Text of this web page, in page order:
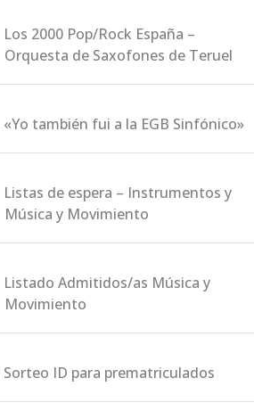
Los 2000 Pop/Rock España –
Orquesta de Saxofones de Teruel
«Yo también fui a la EGB Sinfónico»
Listas de espera – Instrumentos y
Música y Movimiento
Listado Admitidos/as Música y
Movimiento
Sorteo ID para prematriculados